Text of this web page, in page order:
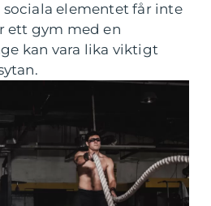
elementet får inte
ett gym med en
kan vara lika viktigt